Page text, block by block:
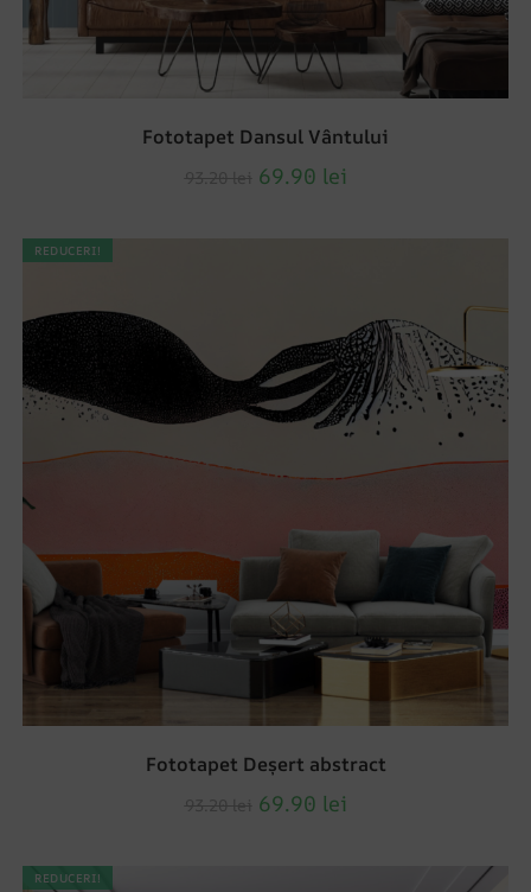
Fototapet Dansul Vântului
69.90 lei
REDUCERI!
Fototapet Deșert abstract
69.90 lei
REDUCERI!